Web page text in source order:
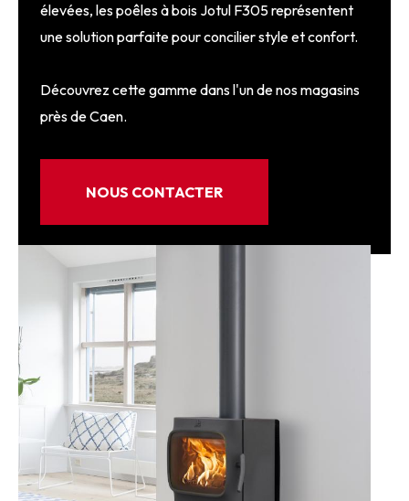
élevées, les poêles à bois Jotul F305 représentent
une solution parfaite pour concilier style et confort.
Découvrez cette gamme dans l'un de nos magasins
près de Caen.
NOUS CONTACTER